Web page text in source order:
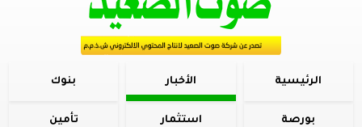
الرئيسية الأخبار بنوك
بورصة استثمار تأمين